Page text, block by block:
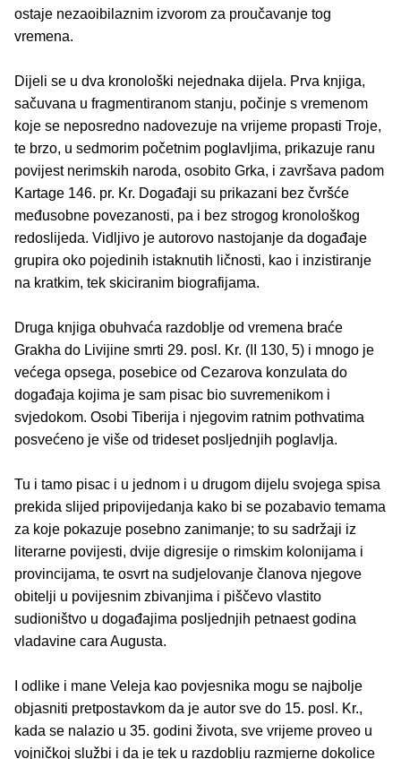
ostaje nezaoibilaznim izvorom za proučavanje tog
vremena.
Dijeli se u dva kronološki nejednaka dijela. Prva knjiga,
sačuvana u fragmentiranom stanju, počinje s vremenom
koje se neposredno nadovezuje na vrijeme propasti Troje,
te brzo, u sedmorim početnim poglavljima, prikazuje ranu
povijest nerimskih naroda, osobito Grka, i završava padom
Kartage 146. pr. Kr. Događaji su prikazani bez čvršće
međusobne povezanosti, pa i bez strogog kronološkog
redoslijeda. Vidljivo je autorovo nastojanje da događaje
grupira oko pojedinih istaknutih ličnosti, kao i inzistiranje
na kratkim, tek skiciranim biografijama.
Druga knjiga obuhvaća razdoblje od vremena braće
Grakha do Livijine smrti 29. posl. Kr. (II 130, 5) i mnogo je
većega opsega, posebice od Cezarova konzulata do
događaja kojima je sam pisac bio suvremenikom i
svjedokom. Osobi Tiberija i njegovim ratnim pothvatima
posvećeno je više od trideset posljednjih poglavlja.
Tu i tamo pisac i u jednom i u drugom dijelu svojega spisa
prekida slijed pripovijedanja kako bi se pozabavio temama
za koje pokazuje posebno zanimanje; to su sadržaji iz
literarne povijesti, dvije digresije o rimskim kolonijama i
provincijama, te osvrt na sudjelovanje članova njegove
obitelji u povijesnim zbivanjima i piščevo vlastito
sudioništvo u događajima posljednjih petnaest godina
vladavine cara Augusta.
I odlike i mane Veleja kao povjesnika mogu se najbolje
objasniti pretpostavkom da je autor sve do 15. posl. Kr.,
kada se nalazio u 35. godini života, sve vrijeme proveo u
vojničkoj službi i da je tek u razdoblju razmjerne dokolice